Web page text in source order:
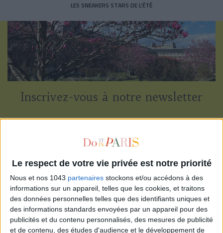
Le respect de votre vie privée est notre priorité
Nous et nos 1043 partenaires stockons et/ou accédons à des
informations sur un appareil, telles que les cookies, et traitons
des données personnelles telles que des identifiants uniques et
des informations standards envoyées par un appareil pour des
publicités et du contenu personnalisés, des mesures de publicité
et de contenu, des études d'audience et le développement de
LES SNEAKERS STARS DE L’ÉTÉ
Inscrivez-vous à notre newsletter